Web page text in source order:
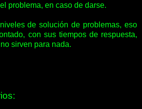
problema, en caso de darse.
de solución de problemas, eso
con sus tiempos de respuesta,
sirven para nada.